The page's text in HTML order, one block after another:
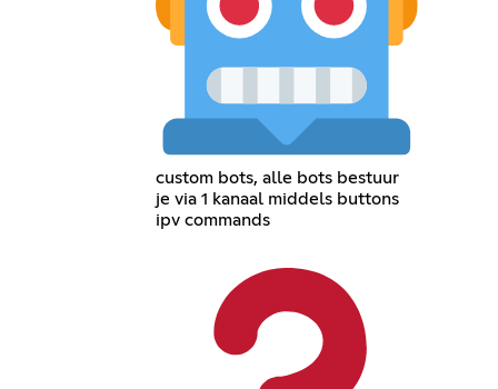
custom bots, alle bots bestuur
je via 1 kanaal middels buttons
ipv commands